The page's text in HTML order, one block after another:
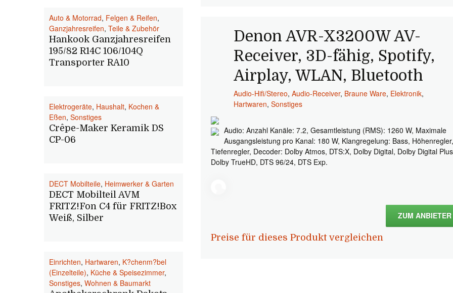
Denon AVR-X3200W AV-
Receiver, 3D-fähig, Spotify,
Airplay, WLAN, Bluetooth
Audio-Hifi/Stereo,Audio-Receiver, Braune Ware, Elektronik,
Hartwaren,Sonstiges
Audio: Anzahl Kanäle: 7.2, Gesamtleistung (RMS): 1260 W, Maximale
Ausgangsleistung pro Kanal: 180 W, Klangregelung: Bass,
Tiefenregler, Decoder: Dolby Atmos, DTS:X, Dolby Digital, Dolby Digital
Dolby TrueHD, DTS 96/24, DTS Exp.
ZUM ANBIETER
Preise für dieses Produkt vergleichen
Auto & Motorrad, Felgen & Reifen,
Ganzjahresreifen, Teile & Zubehör
Hankook Ganzjahresreifen
195/82 R14C 106/104Q
Transporter RA10
Elektrogeräte, Haushalt, Kochen &
Eßen, Sonstiges
Crêpe-Maker Keramik DS
CP-06
DECT Mobilteile, Heimwerker & Garten
DECT Mobilteil AVM
FRITZ!Fon C4 für FRITZ!Box
Weiß, Silber
Einrichten, Hartwaren, K?chenm?bel
(Einzelteile), Küche & Speisezimmer,
Sonstiges, Wohnen & Baumarkt